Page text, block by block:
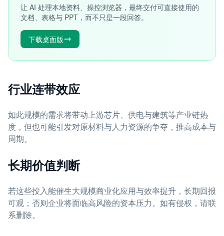
让 AI 处理本地资料、操控浏览器，最终交付可直接使用的
文档、表格与 PPT，而不只是一段回答。
下载桌面版
行业连带效应
如此规模的需求将带动上游芯片、供电与建筑等产业链热
度，但也可能引发对原材料与人力资源的争夺，推高成本与
周期。
长期价值判断
若这些投入能催生大规模商业化应用与效率提升，长期回报
可观；否则企业将面临高风险的资本压力。如有侵权，请联
系删除。